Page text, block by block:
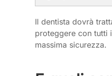
Il dentista dovrà
proteggere con tutti
massima sicurezza.